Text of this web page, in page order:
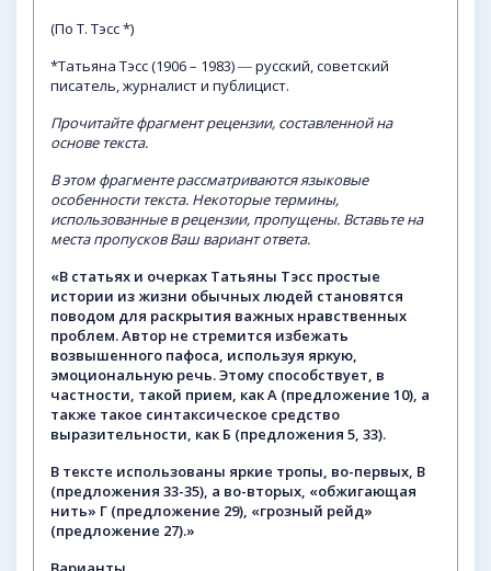
(По Т. Тэсс *)
*Татьяна Тэсс (1906 – 1983) ― русский, советский
писатель, журналист и публицист.
Прочитайте фрагмент рецензии, составленной на
основе текста.
Вэтом фрагменте рассматриваютсяязыковые
особенности текста. Некоторые термины,
использованные в рецензии, пропущены. Вставьте на
места пропусков Ваш вариант ответа.
«В статьях и очерках Татьяны Тэсс простые
истории изжизни обычныхлюдей становятся
поводом для раскрытия важных нравственных
проблем. Автор не стремится избежать
возвышенного пафоса, используя яркую,
эмоциональную речь. Этому способствует, в
частности, такой прием, как А (предложение 10), а
также такое синтаксическое средство
выразительности, как Б (предложения 5, 33).
В тексте использованы яркие тропы, во-первых, В
(предложения 33-35), а во-вторых, «обжигающая
нить» Г (предложение 29), «грозный рейд»
(предложение 27).»